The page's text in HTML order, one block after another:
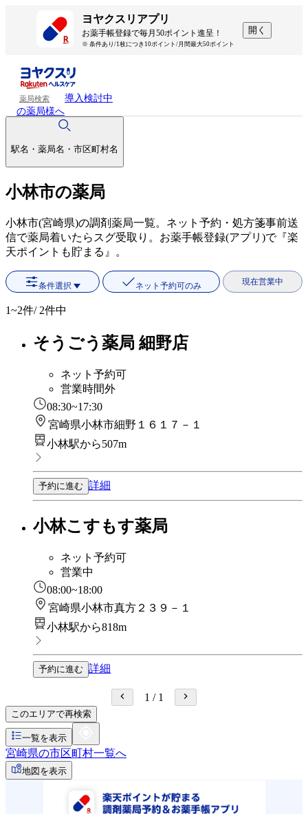
ヨヤクスリアプリ
お薬手帳登録で毎月50ポイント進呈！
※ 条件あり/1枚につき10ポイント/月間最大50ポイント
開く
薬局検索
導入検討中
の薬局様へ
駅名・薬局名・市区町村名
小林市の薬局
小林市(宮崎県)の調剤薬局一覧。ネット予約・処方箋事前送
信で薬局着いたらスグ受取り。お薬手帳登録(アプリ)で『楽
天ポイントも貯まる』。
条件選択 ネット予約可のみ 現在営業中
1~2件/ 2件中
そうごう薬局 細野店
ネット予約可
営業時間外
08:30~17:30
宮崎県小林市細野１６１７－１
小林駅から507m
予約に進む 詳細
小林こすもす薬局
ネット予約可
営業中
08:00~18:00
宮崎県小林市真方２３９－１
小林駅から818m
予約に進む 詳細
1 / 1
このエリアで再検索
一覧を表示
宮崎県の市区町村一覧へ
地図を表示